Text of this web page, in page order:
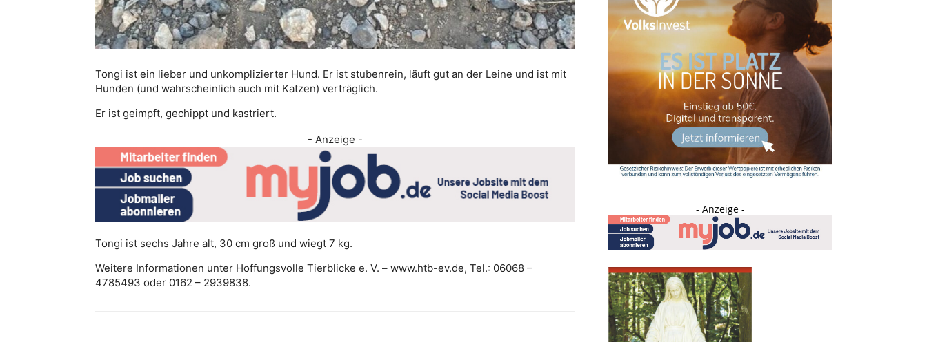
Tongi ist ein lieber und unkomplizierter Hund. Er ist stubenrein, läuft gut an der Leine und ist mit
Hunden (und wahrscheinlich auch mit Katzen) verträglich.
Er ist geimpft, gechippt und kastriert.
- Anzeige -
Tongi ist sechs Jahre alt, 30 cm groß und wiegt 7 kg.
Weitere Informationen unter Hoffungsvolle Tierblicke e. V. – www.htb-ev.de, Tel.: 06068 –
4785493 oder 0162 – 2939838.
- Anzeige -